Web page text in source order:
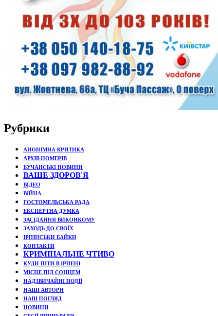
Рубрики
АНОНІМНА КРИТИКА
АРХІВ НОМЕРІВ
БУЧАНСЬКІ НОВИНИ
ВАШЕ ЗДОРОВ'Я
ВІДЕО
ВІЙНА
ГОСТОМЕЛЬСЬКА РАДА
ЕКСПЕРТНА ДУМКА
ЗАСІДАННЯ ВИКОНКОМУ
ЗАХОДЬ ДО СВОЇХ
ІРПІНСЬКИ БАЙКИ
КОНТАКТИ
КРИМІНАЛЬНЕ ЧТИВО
КУДИ ПІТИ В ІРПЕНІ
МІСЦЕ ПІД СОНЦЕМ
НАДЗВИЧАЙНІ ПОДЇЇ
НАШІ АВТОРИ
НАШ ПОГЛЯД
НОВИНИ